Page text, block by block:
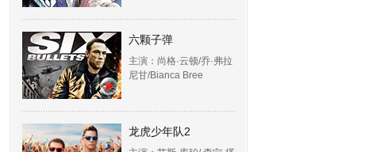
六颗子弹
主演：尚格·云顿/乔·弗拉
尼甘/Bianca Bree
龙虎少年队2